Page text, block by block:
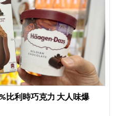
比利時巧克力 大人味爆